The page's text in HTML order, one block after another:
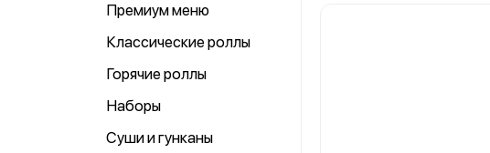
Премиум меню
Классические роллы
Горячие роллы
Наборы
Суши и гунканы